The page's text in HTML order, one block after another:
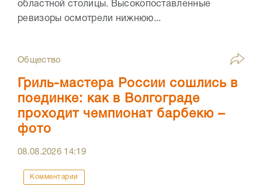
областной столицы. Высокопоставленные
ревизоры осмотрели нижнюю...
Общество
Гриль-мастера России сошлись в
поединке: как в Волгограде
проходит чемпионат барбекю –
фото
08.08.2026 14:19
Комментарии